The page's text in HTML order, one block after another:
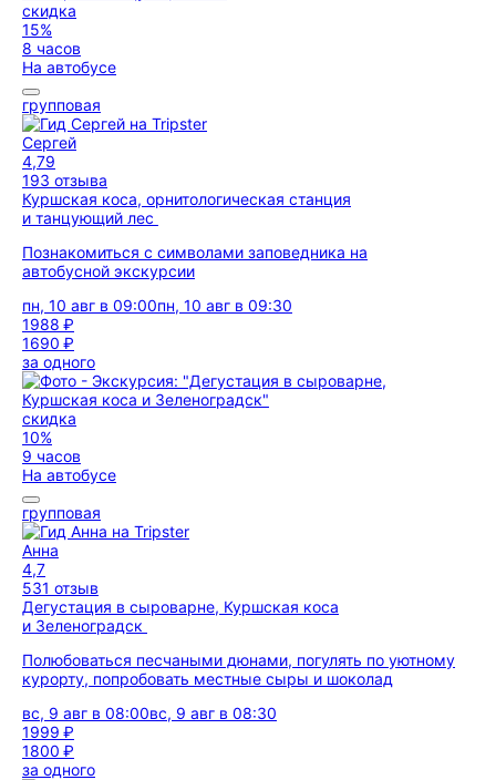
скидка
15%
8 часов
На автобусе
групповая
Сергей
4,79
193 отзыва
Куршская коса, орнитологическая станция
и танцующий лес
Познакомиться с символами заповедника на
автобусной экскурсии
пн, 10 авг в 09:00пн, 10 авг в 09:30
1988 ₽
1690 ₽
за одного
скидка
10%
9 часов
На автобусе
групповая
Анна
4,7
531 отзыв
Дегустация в сыроварне, Куршская коса
и Зеленоградск
Полюбоваться песчаными дюнами, погулять по уютному
курорту, попробовать местные сыры и шоколад
вс, 9 авг в 08:00вс, 9 авг в 08:30
1999 ₽
1800 ₽
за одного